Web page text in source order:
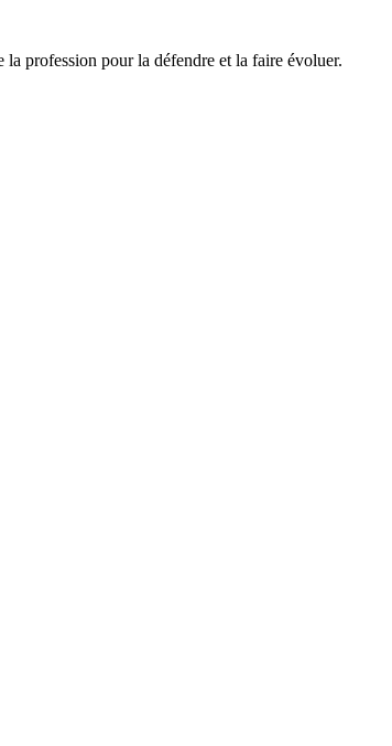
la profession pour la défendre et la faire évoluer.